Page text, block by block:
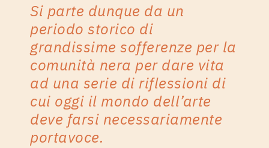
Si parte dunque da un
periodo storico di
grandissime sofferenze per la
comunità nera per dare vita
ad una serie di riflessioni di
cui oggi il mondo dell’arte
deve farsi necessariamente
portavoce.